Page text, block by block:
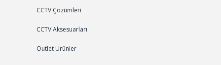
CCTV Çözümleri
CCTV Aksesuarları
Outlet Ürünler